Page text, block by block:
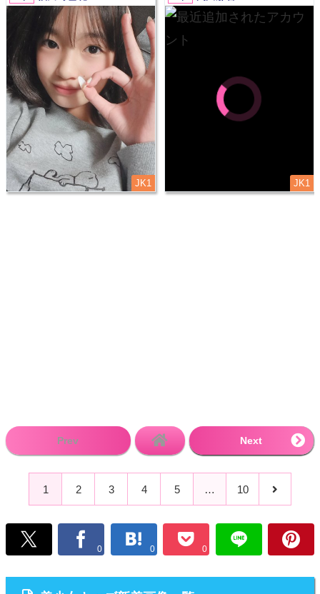
JK1 JK1
Prev Next
1 2 3 4 5 … 10
0 0 0